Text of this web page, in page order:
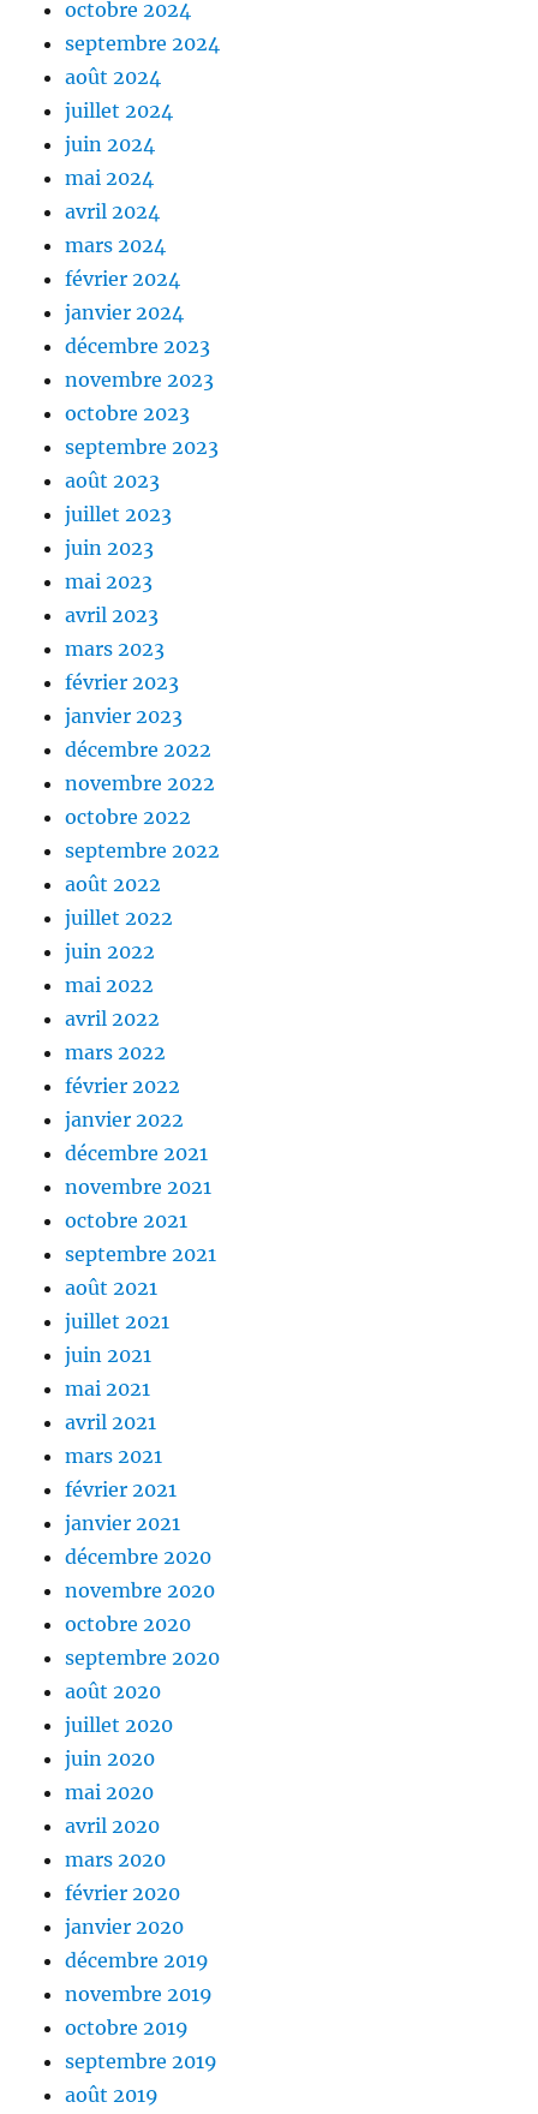
octobre 2024
septembre 2024
août 2024
juillet 2024
juin 2024
mai 2024
avril 2024
mars 2024
février 2024
janvier 2024
décembre 2023
novembre 2023
octobre 2023
septembre 2023
août 2023
juillet 2023
juin 2023
mai 2023
avril 2023
mars 2023
février 2023
janvier 2023
décembre 2022
novembre 2022
octobre 2022
septembre 2022
août 2022
juillet 2022
juin 2022
mai 2022
avril 2022
mars 2022
février 2022
janvier 2022
décembre 2021
novembre 2021
octobre 2021
septembre 2021
août 2021
juillet 2021
juin 2021
mai 2021
avril 2021
mars 2021
février 2021
janvier 2021
décembre 2020
novembre 2020
octobre 2020
septembre 2020
août 2020
juillet 2020
juin 2020
mai 2020
avril 2020
mars 2020
février 2020
janvier 2020
décembre 2019
novembre 2019
octobre 2019
septembre 2019
août 2019